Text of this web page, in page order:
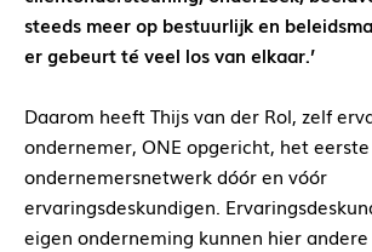
steeds meer op bestuurlijk en
er gebeurt té veel los van elkaar.’
Daarom heeft Thijs van der Rol, zelf
ondernemer, ONE opgericht, het eerste
ondernemersnetwerk dóór en vóór
ervaringsdeskundigen.
eigen onderneming kunnen hier andere